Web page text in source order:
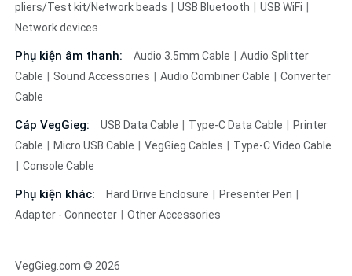
pliers/Test kit/Network beads
USB Bluetooth
USB WiFi
Network devices
Phụ kiện âm thanh: Audio 3.5mm Cable
Audio Splitter
Cable
Sound Accessories Audio Combiner Cable
Converter
Cable
Cáp VegGieg: USB Data Cable Type-C Data Cable
Printer
Cable
Micro USB Cable VegGieg Cables
Type-C Video Cable
Console Cable
Phụ kiện khác: Hard Drive Enclosure
Presenter Pen
Adapter - Connecter
Other Accessories
VegGieg.com © 2026